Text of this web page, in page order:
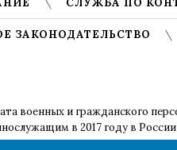
СЛУЖБА ПО
ЗАКОНОДАТЕЛЬСТВО
военных и гражданского
в 2017 году в России